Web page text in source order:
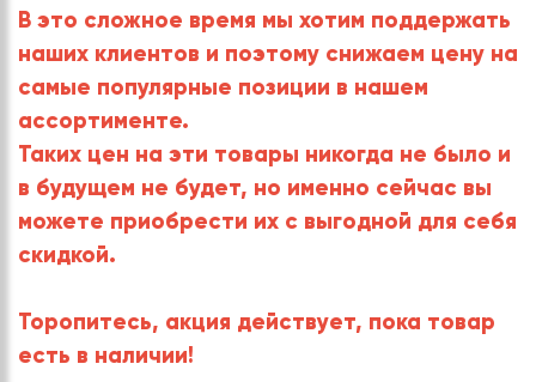
В это сложное время мы хотим поддержать
наших клиентов и поэтому снижаем цену на
самые популярные позиции в нашем
ассортименте.
Таких цен на эти товары никогда не было и
в будущем не будет, но именно сейчас вы
можете приобрести их с выгодной для себя
скидкой.
Торопитесь, акция действует, пока товар
есть в наличии!